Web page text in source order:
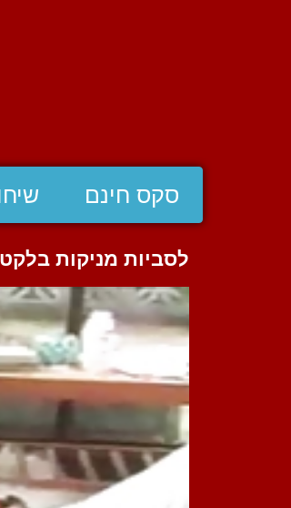
סקס חינם
לסביות מניקות